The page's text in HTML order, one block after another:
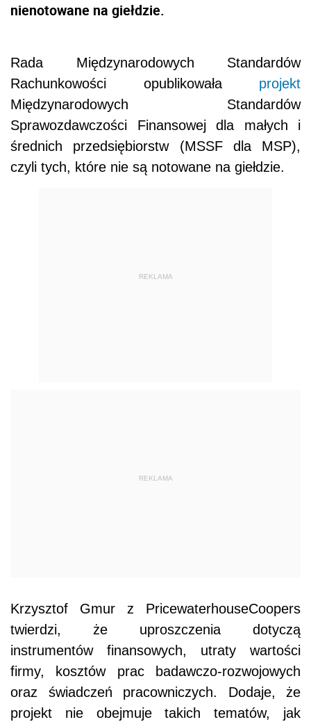
nienotowane na giełdzie.
Rada Międzynarodowych Standardów
Rachunkowości opublikowała projekt
Międzynarodowych Standardów
Sprawozdawczości Finansowej dla małych i
średnich przedsiębiorstw (MSSF dla MSP),
czyli tych, które nie są notowane na giełdzie.
REKLAMA
REKLAMA
Krzysztof Gmur z PricewaterhouseCoopers
twierdzi, że uproszczenia dotyczą
instrumentów finansowych, utraty wartości
firmy, kosztów prac badawczo-rozwojowych
oraz świadczeń pracowniczych. Dodaje, że
projekt nie obejmuje takich tematów, jak